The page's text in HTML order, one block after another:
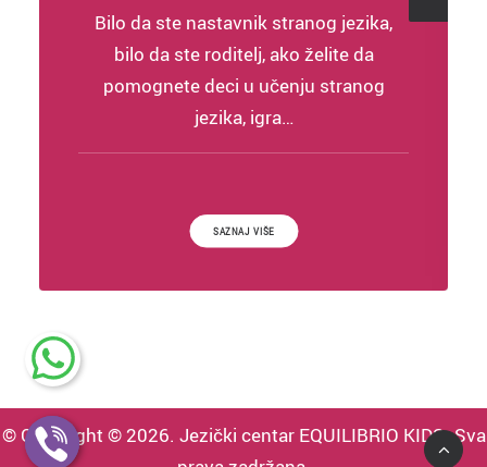
Bilo da ste nastavnik stranog jezika,
bilo da ste roditelj, ako želite da
pomognete deci u učenju stranog
jezika, igra…
SAZNAJ VIŠESAZNAJTE VIŠE KAKO DA DETE NAUCI
© Copyright © 2026. Jezički centar EQUILIBRIO KIDS. Sva